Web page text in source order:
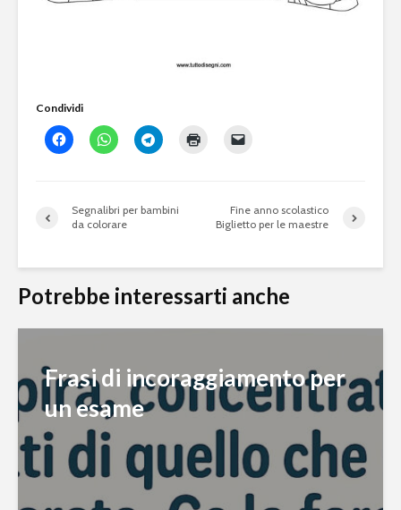
Condividi
Segnalibri per bambini
da colorare
Fine anno scolastico
Biglietto per le maestre
Potrebbe interessarti anche
Frasi di incoraggiamento per
un esame